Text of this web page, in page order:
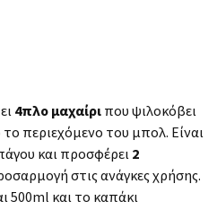
4πλο μαχαίρι που ψιλοκόβει
περιεχόμενο του μπολ. Είναι
και προσφέρει 2
στις ανάγκες χρήσης.
500ml και το καπάκι